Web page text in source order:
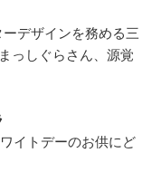
デザインを務める三
っしぐらさん、源覚
イトデーのお供にど